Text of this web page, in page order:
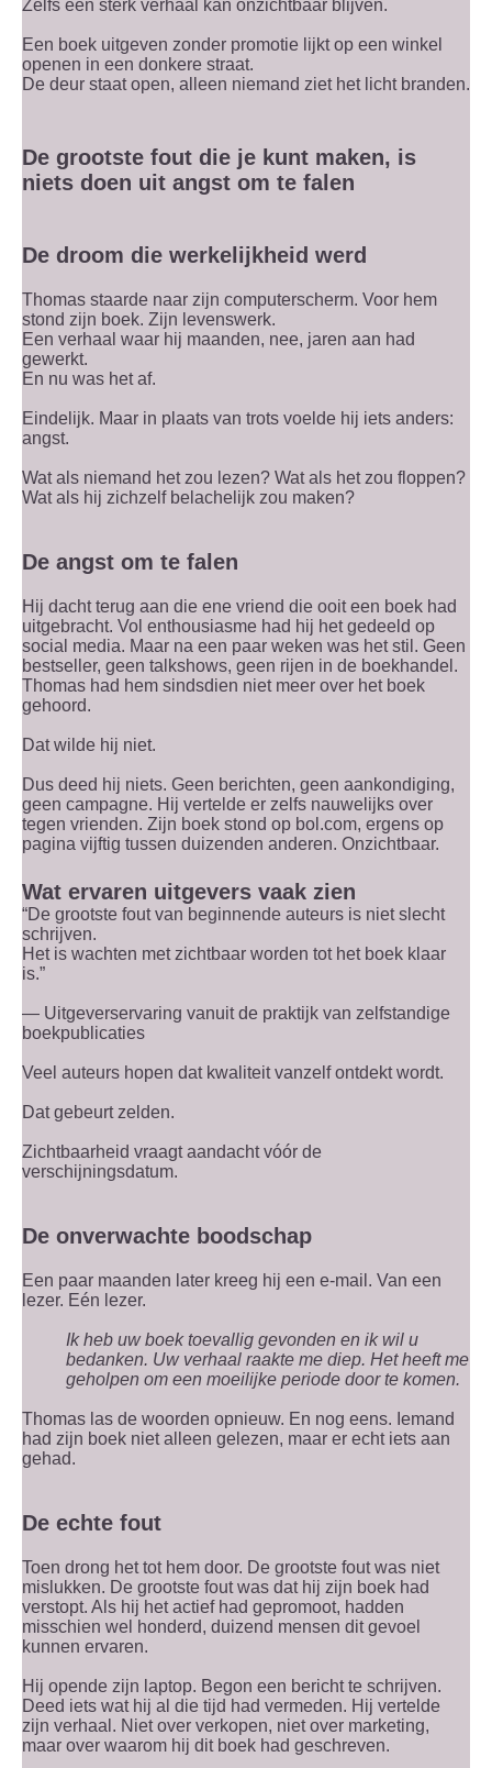
Zelfs een sterk verhaal kan onzichtbaar blijven.
Een boek uitgeven zonder promotie lijkt op een winkel
openen in een donkere straat.
De deur staat open, alleen niemand ziet het licht branden.
De grootste fout die je kunt maken, is
niets doen uit angst om te falen
De droom die werkelijkheid werd
Thomas staarde naar zijn computerscherm. Voor hem
stond zijn boek. Zijn levenswerk.
Een verhaal waar hij maanden, nee, jaren aan had
gewerkt.
En nu was het af.
Eindelijk. Maar in plaats van trots voelde hij iets anders:
angst.
Wat als niemand het zou lezen? Wat als het zou floppen?
Wat als hij zichzelf belachelijk zou maken?
De angst om te falen
Hij dacht terug aan die ene vriend die ooit een boek had
uitgebracht. Vol enthousiasme had hij het gedeeld op
social media. Maar na een paar weken was het stil. Geen
bestseller, geen talkshows, geen rijen in de boekhandel.
Thomas had hem sindsdien niet meer over het boek
gehoord.
Dat wilde hij niet.
Dus deed hij niets. Geen berichten, geen aankondiging,
geen campagne. Hij vertelde er zelfs nauwelijks over
tegen vrienden. Zijn boek stond op bol.com, ergens op
pagina vijftig tussen duizenden anderen. Onzichtbaar.
Wat ervaren uitgevers vaak zien
“De grootste fout van beginnende auteurs is niet slecht
schrijven.
Het is wachten met zichtbaar worden tot het boek klaar
is.”
— Uitgeverservaring vanuit de praktijk van zelfstandige
boekpublicaties
Veel auteurs hopen dat kwaliteit vanzelf ontdekt wordt.
Dat gebeurt zelden.
Zichtbaarheid vraagt aandacht vóór de
verschijningsdatum.
De onverwachte boodschap
Een paar maanden later kreeg hij een e-mail. Van een
lezer. Eén lezer.
Ik heb uw boek toevallig gevonden en ik wil u
bedanken. Uw verhaal raakte me diep. Het heeft me
geholpen om een moeilijke periode door te komen.
Thomas las de woorden opnieuw. En nog eens. Iemand
had zijn boek niet alleen gelezen, maar er echt iets aan
gehad.
De echte fout
Toen drong het tot hem door. De grootste fout was niet
mislukken. De grootste fout was dat hij zijn boek had
verstopt. Als hij het actief had gepromoot, hadden
misschien wel honderd, duizend mensen dit gevoel
kunnen ervaren.
Hij opende zijn laptop. Begon een bericht te schrijven.
Deed iets wat hij al die tijd had vermeden. Hij vertelde
zijn verhaal. Niet over verkopen, niet over marketing,
maar over waarom hij dit boek had geschreven.